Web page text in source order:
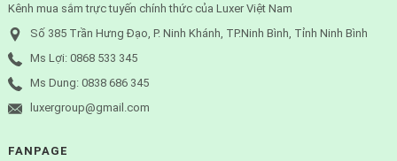
Kênh mua sắm trực tuyến chính thức của Luxer Việt Nam
Số 385 Trần Hưng Đạo, P. Ninh Khánh, TP.Ninh Bình, Tỉnh Ninh Bình
Ms Lợi: 0868 533 345
Ms Dung: 0838 686 345
luxergroup@gmail.com
FANPAGE